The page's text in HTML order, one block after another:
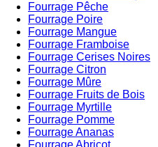
Fourrage Pêche
Fourrage Poire
Fourrage Mangue
Fourrage Framboise
Fourrage Cerises Noires
Fourrage Citron
Fourrage Mûre
Fourrage Fruits de Bois
Fourrage Myrtille
Fourrage Pomme
Fourrage Ananas
Fourrage Abricot